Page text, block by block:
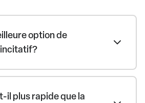
option de
il plus rapide que la